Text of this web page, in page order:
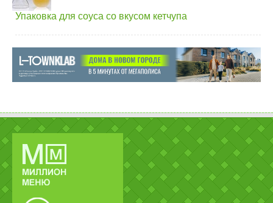
Упаковка для соуса со вкусом кетчупа